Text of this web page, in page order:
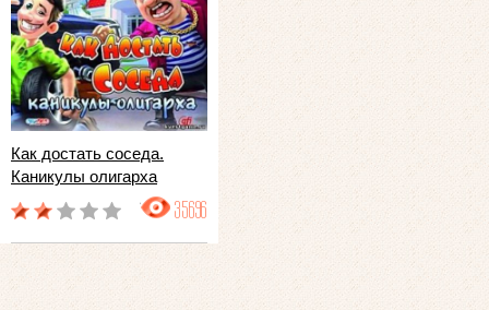
Как достать соседа.
Каникулы олигарха
35696